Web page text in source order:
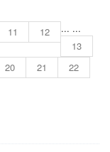
...
11
12
13
20 21
22
...